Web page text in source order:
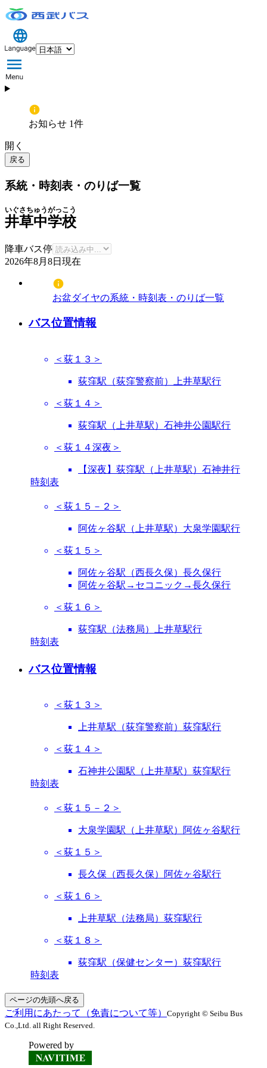
お知らせ 1件
開く
戻る
系統・時刻表・のりば一覧
井草中学校
いぐさちゅうがっこう
降車バス停
2026年8月8日 現在
お盆ダイヤの系統・時刻表・のりば一覧
バス位置情報
＜荻１３＞
荻窪駅（荻窪警察前）上井草駅行
＜荻１４＞
荻窪駅（上井草駅）石神井公園駅行
＜荻１４深夜＞
【深夜】荻窪駅（上井草駅）石神井行
時刻表
＜荻１５－２＞
阿佐ヶ谷駅（上井草駅）大泉学園駅行
＜荻１５＞
阿佐ヶ谷駅（西長久保）長久保行
阿佐ヶ谷駅→セコニック→長久保行
＜荻１６＞
荻窪駅（法務局）上井草駅行
時刻表
バス位置情報
＜荻１３＞
上井草駅（荻窪警察前）荻窪駅行
＜荻１４＞
石神井公園駅（上井草駅）荻窪駅行
時刻表
＜荻１５－２＞
大泉学園駅（上井草駅）阿佐ヶ谷駅行
＜荻１５＞
長久保（西長久保）阿佐ヶ谷駅行
＜荻１６＞
上井草駅（法務局）荻窪駅行
＜荻１８＞
荻窪駅（保健センター）荻窪駅行
時刻表
ページの先頭へ戻る
ご利用にあたって（免責について等） Copyright © Seibu Bus
Co.,Ltd. all Right Reserved.
Powered by